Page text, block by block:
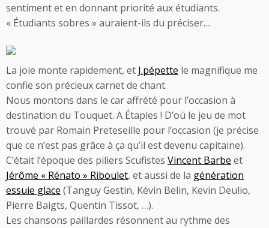
sentiment et en donnant priorité aux étudiants.
« Étudiants sobres » auraient-ils du préciser…
La joie monte rapidement, et J.pépette le magnifique me
confie son précieux carnet de chant.
Nous montons dans le car affrété pour l’occasion à
destination du Touquet. A Étaples ! D’où le jeu de mot
trouvé par Romain Preteseille pour l’occasion (je précise
que ce n’est pas grâce à ça qu’il est devenu capitaine).
C’était l’époque des piliers Scufistes Vincent Barbe et
Jérôme « Rénato » Riboulet, et aussi de la génération
essuie glace (Tanguy Gestin, Kévin Belin, Kevin Deulio,
Pierre Baigts, Quentin Tissot, …).
Les chansons paillardes résonnent au rythme des